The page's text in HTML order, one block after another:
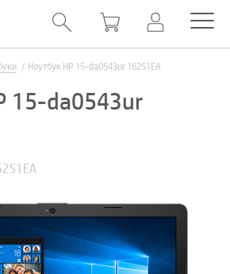
Ноутбук HP 15-da0543ur 162S1EA
15-da0543ur